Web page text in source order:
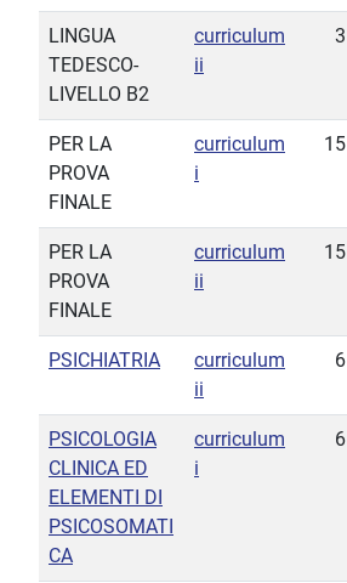
LINGUA
TEDESCO-
LIVELLO B2
curriculum
ii
3
PER LA
PROVA
FINALE
curriculum
i
15
PER LA
PROVA
FINALE
curriculum
ii
15
PSICHIATRIA
curriculum
ii
6
PSICOLOGIA
CLINICA ED
ELEMENTI DI
PSICOSOMATI
CA
curriculum
i
6